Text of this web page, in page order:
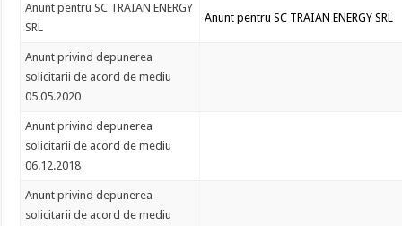
Anunt pentru SC TRAIAN ENERGY
SRL
Anunt pentru SC TRAIAN ENERGY SRL
Anunt privind depunerea
solicitarii de acord de mediu
05.05.2020
Anunt privind depunerea
solicitarii de acord de mediu
06.12.2018
Anunt privind depunerea
solicitarii de acord de mediu